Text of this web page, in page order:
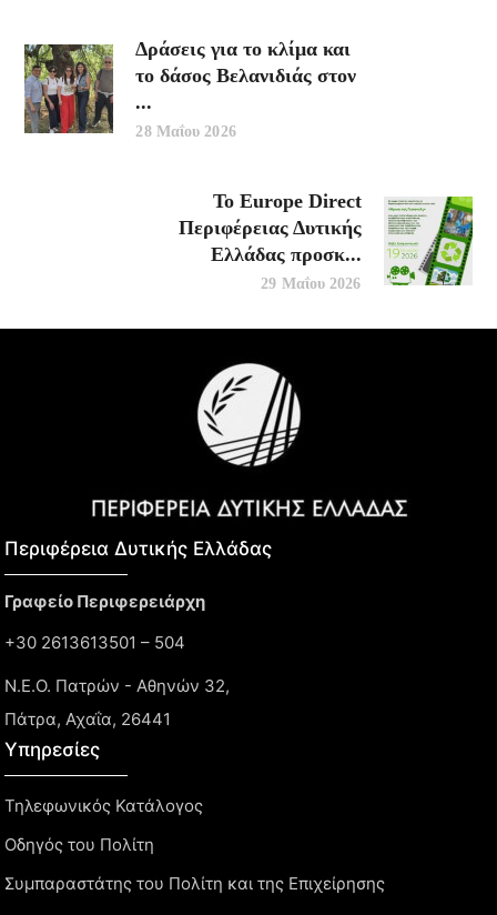
Δράσεις για το κλίμα και
το δάσος Βελανιδιάς στον
...
28 Μαΐου 2026
Το Europe Direct
Περιφέρειας Δυτικής
Ελλάδας προσκ...
29 Μαΐου 2026
Περιφέρεια Δυτικής Ελλάδας​
Γραφείο Περιφερειάρχη
+30 2613613501 – 504
Ν.Ε.Ο. Πατρών - Αθηνών 32,
Πάτρα, Αχαΐα, 26441
Υπηρεσίες
Τηλεφωνικός Κατάλογος
Οδηγός του Πολίτη
Συμπαραστάτης του Πολίτη και της Επιχείρησης